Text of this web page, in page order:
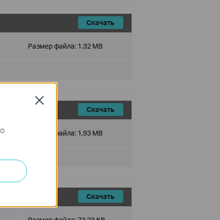
Скачать
Размер файла: 1.32 MB
Скачать
Размер файла: 1.93 MB
Скачать
Close